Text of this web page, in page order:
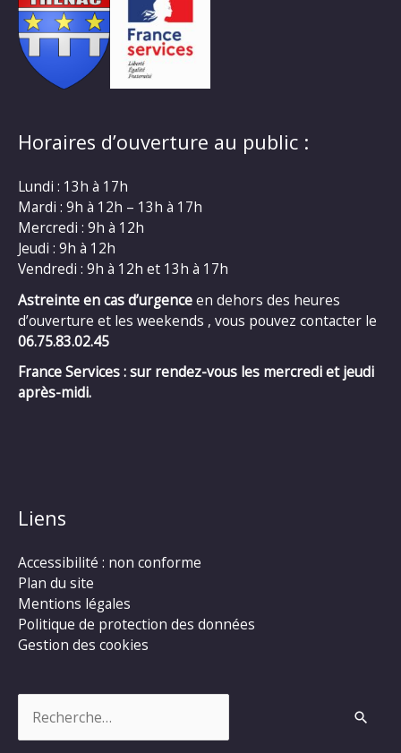
Horaires d’ouverture au public :
Lundi : 13h à 17h
Mardi : 9h à 12h – 13h à 17h
Mercredi : 9h à 12h
Jeudi : 9h à 12h
Vendredi : 9h à 12h et 13h à 17h
Astreinte en cas d’urgenceen dehors des heures
d’ouverture et les weekends , vous pouvez contacter le
06.75.83.02.45
France Services : sur rendez-vous les mercredi et jeudi
après-midi.
Liens
Accessibilité : non conforme
Plan du site
Mentions légales
Politique de protection des données
Gestion des cookies